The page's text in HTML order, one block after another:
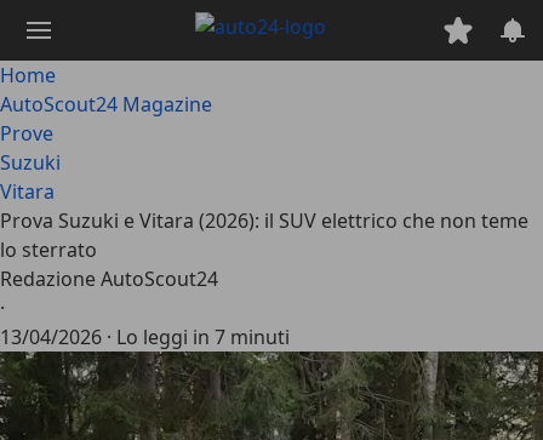
contenuto
principale
Home
AutoScout24 Magazine
Prove
Suzuki
Vitara
Prova Suzuki e Vitara (2026): il SUV elettrico che non teme
lo sterrato
Redazione AutoScout24
·
13/04/2026 · Lo leggi in 7 minuti